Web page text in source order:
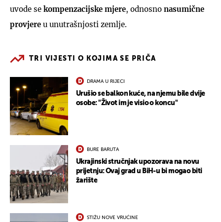
uvode se kompenzacijske mjere, odnosno nasumične
provjere u unutrašnjosti zemlje.
TRI VIJESTI O KOJIMA SE PRIČA
DRAMA U RIJECI
Urušio se balkon kuće, na njemu bile dvije
osobe: "Život im je visio o koncu"
BURE BARUTA
Ukrajinski stručnjak upozorava na novu
prijetnju: Ovaj grad u BiH-u bi mogao biti
žarište
STIŽU NOVE VRUĆINE